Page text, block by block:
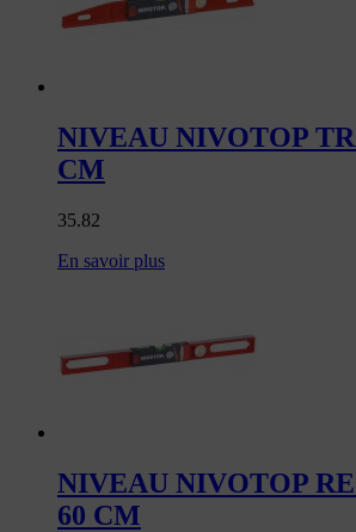
NIVEAU NIVOTOP
CM
35.82
En savoir plus
NIVEAU NIVOTOP
60 CM